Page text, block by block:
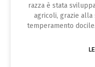
razza è stata
agricoli, grazie alla
temperamento